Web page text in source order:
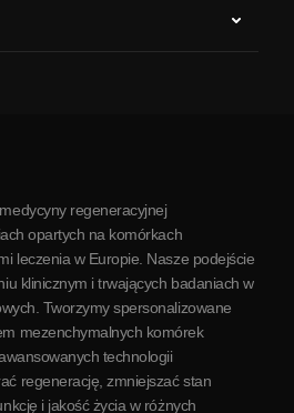
regeneracyjnej
opartych na komórkach
leczenia w Europie. Nasze podejście
klinicznym i trwających badaniach w
Tworzymy spersonalizowane
mezenchymalnych komórek
technologii
regenerację, zmniejszać stan
i jakość życia w różnych